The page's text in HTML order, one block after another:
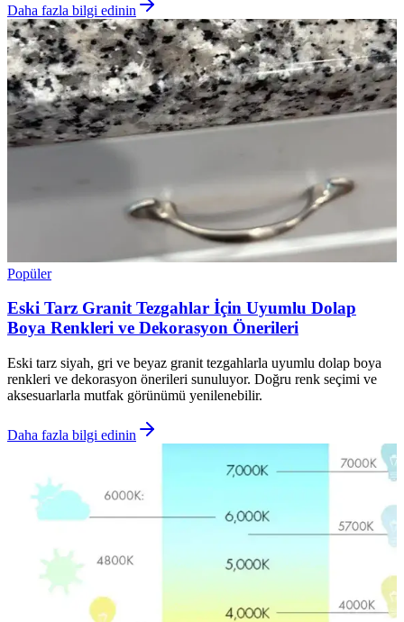
Daha fazla bilgi edinin
Popüler
Eski Tarz Granit Tezgahlar İçin Uyumlu Dolap
Boya Renkleri ve Dekorasyon Önerileri
Eski tarz siyah, gri ve beyaz granit tezgahlarla uyumlu dolap boya
renkleri ve dekorasyon önerileri sunuluyor. Doğru renk seçimi ve
aksesuarlarla mutfak görünümü yenilenebilir.
Daha fazla bilgi edinin